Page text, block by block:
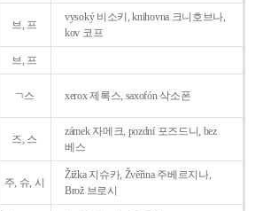
브, 프
vysoký 비소키, knihovna 크니호브나,
kov 코프
브, 프
ㄱ스 xerox 제록스, saxofón 삭소폰
즈, 스
zámek 자메크, pozdní 포즈드니, bez
베스
주, 슈, 시
Žižka 지슈카, Žvěřina 주베르지나,
Brož 브로시